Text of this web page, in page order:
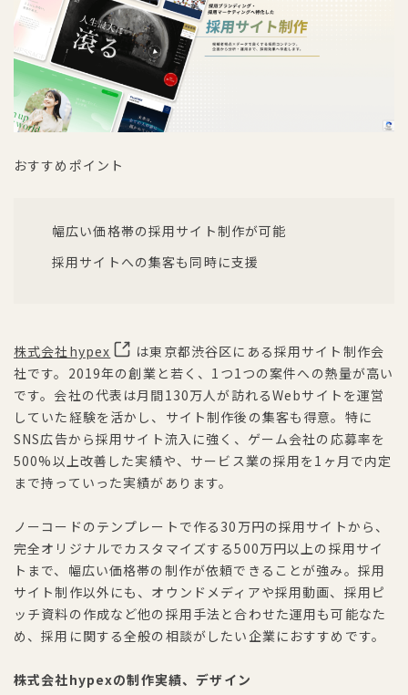
おすすめポイント
幅広い価格帯の採用サイト制作が可能
採用サイトへの集客も同時に支援
株式会社hypex
は東京都渋谷区にある採用サイト制作会
社です。2019年の創業と若く、1つ1つの案件への熱量が高い
です。会社の代表は月間130万人が訪れるWebサイトを運営
していた経験を活かし、サイト制作後の集客も得意。特に
SNS広告から採用サイト流入に強く、ゲーム会社の応募率を
500%以上改善した実績や、サービス業の採用を1ヶ月で内定
まで持っていった実績があります。
ノーコードのテンプレートで作る30万円の採用サイトから、
完全オリジナルでカスタマイズする500万円以上の採用サイ
トまで、幅広い価格帯の制作が依頼できることが強み。採用
サイト制作以外にも、オウンドメディアや採用動画、採用ピ
ッチ資料の作成など他の採用手法と合わせた運用も可能なた
め、採用に関する全般の相談がしたい企業におすすめです。
株式会社hypexの制作実績、デザイン